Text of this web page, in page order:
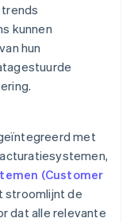
kunnen
hun
met
(Customer
stroomlijnt de
dat alle relevante